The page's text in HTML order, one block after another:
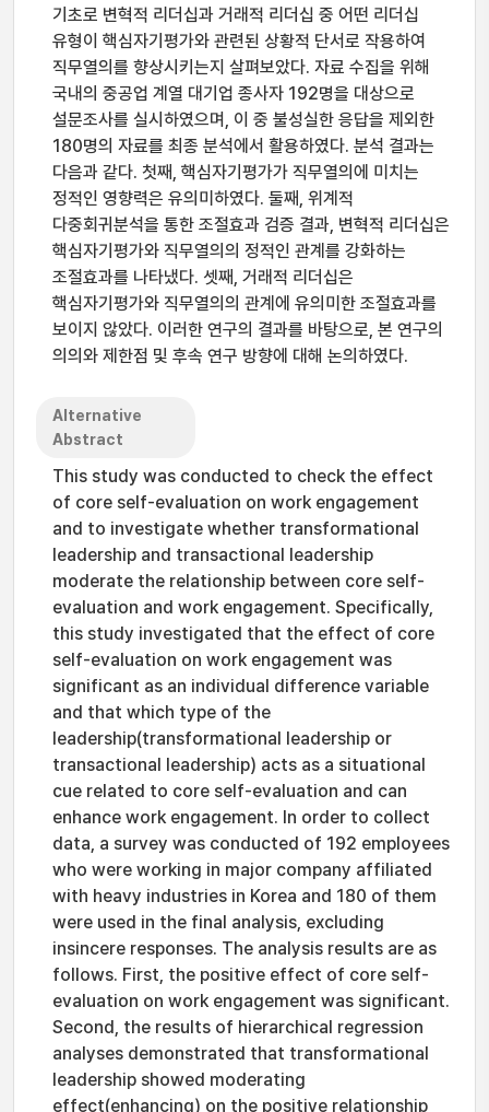
기초로 변혁적 리더십과 거래적 리더십 중 어떤 리더십
유형이 핵심자기평가와 관련된 상황적 단서로 작용하여
직무열의를 향상시키는지 살펴보았다. 자료 수집을 위해
국내의 중공업 계열 대기업 종사자 192명을 대상으로
설문조사를 실시하였으며, 이 중 불성실한 응답을 제외한
180명의 자료를 최종 분석에서 활용하였다. 분석 결과는
다음과 같다. 첫째, 핵심자기평가가 직무열의에 미치는
정적인 영향력은 유의미하였다. 둘째, 위계적
다중회귀분석을 통한 조절효과 검증 결과, 변혁적 리더십은
핵심자기평가와 직무열의의 정적인 관계를 강화하는
조절효과를 나타냈다. 셋째, 거래적 리더십은
핵심자기평가와 직무열의의 관계에 유의미한 조절효과를
보이지 않았다. 이러한 연구의 결과를 바탕으로, 본 연구의
의의와 제한점 및 후속 연구 방향에 대해 논의하였다.
Alternative
Abstract
This study was conducted to check the effect
of core self-evaluation on work engagement
and to investigate whether transformational
leadership and transactional leadership
moderate the relationship between core self-
evaluation and work engagement. Specifically,
this study investigated that the effect of core
self-evaluation on work engagement was
significant as an individual difference variable
and that which type of the
leadership(transformational leadership or
transactional leadership) acts as a situational
cue related to core self-evaluation and can
enhance work engagement. In order to collect
data, a survey was conducted of 192 employees
who were working in major company affiliated
with heavy industries in Korea and 180 of them
were used in the final analysis, excluding
insincere responses. The analysis results are as
follows. First, the positive effect of core self-
evaluation on work engagement was significant.
Second, the results of hierarchical regression
analyses demonstrated that transformational
leadership showed moderating
effect(enhancing) on the positive relationship